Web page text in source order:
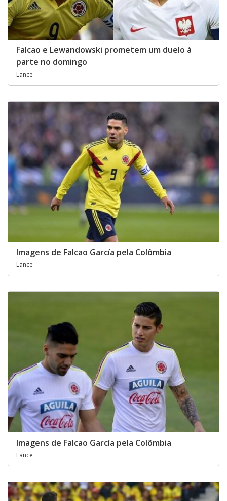
Falcao e Lewandowski prometem um duelo à
parte no domingo
Lance
Imagens de Falcao García pela Colômbia
Lance
Imagens de Falcao García pela Colômbia
Lance